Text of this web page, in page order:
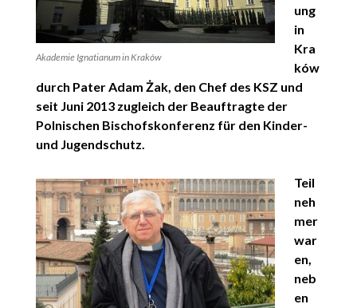
Akademie Ignatianum in Kraków
ung
in
Kra
ków
durch Pater Adam Żak, den Chef des KSZ und
seit Juni 2013 zugleich der Beauftragte der
Polnischen Bischofskonferenz für den Kinder-
und Jugendschutz.
Teil
neh
mer
war
en,
neb
en